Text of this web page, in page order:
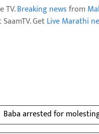
TV.Breaking newsfrom
GetLive Marathi
Baba arrested for